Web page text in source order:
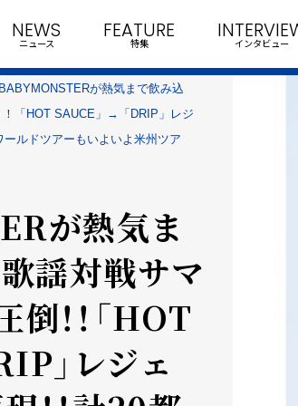
NEWS
ニュース
FEATURE
特集 インタビュー
BABYMONSTERが熱気まで飲み込
「HOT SAUCE」→「DRIP」レジ
ールドツアーもいよいよ米州ツア
が熱気ま
歌謡対戦サマ
！！「HOT
」レジェ